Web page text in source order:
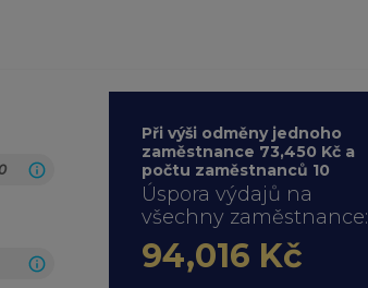
Při výši odměny jednoho
zaměstnance 73,450 Kč a
počtu zaměstnanců 10
Úspora výdajů na
všechny zaměstnance:
94,016 Kč